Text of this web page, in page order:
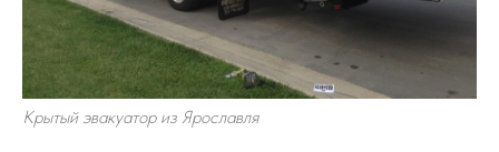
Крытый эвакуатор из Ярославля